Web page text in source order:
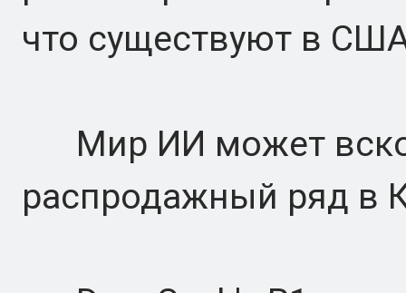
что существуют в
Мир ИИ может
распродажный ряд в